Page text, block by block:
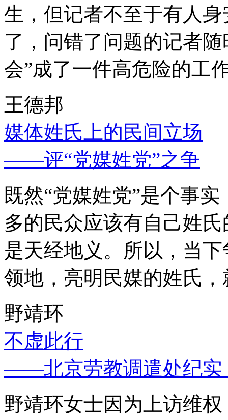
生，但记者不至于有人
了，问错了问题的记者
会”成了一件高危险的工
王德邦
媒体姓氏上的民间立场
——评“党媒姓党”之争
既然“党媒姓党”是个事
多的民众应该有自己姓
是天经地义。所以，当
领地，亮明民媒的姓氏
野靖环
不虚此行
——北京劳教调遣处纪实
野靖环女士因为上访维